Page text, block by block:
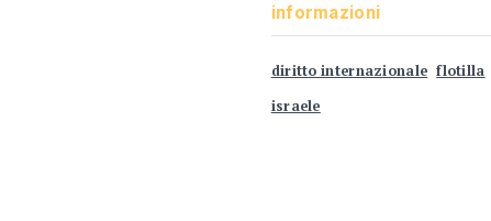
informazioni
diritto internazionale flotilla
israele